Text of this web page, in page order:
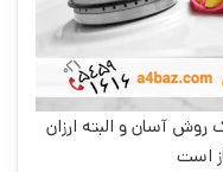
آسان و البته ارزان
است